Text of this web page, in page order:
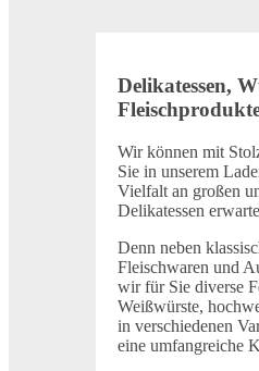
Delikatessen,
Wir können mit
Sie in unserem
Vielfalt an großen
Delikatessen
Denn neben
Fleischwaren und
wir für Sie diverse
Weißwürste,
in verschiedenen
eine umfangreiche